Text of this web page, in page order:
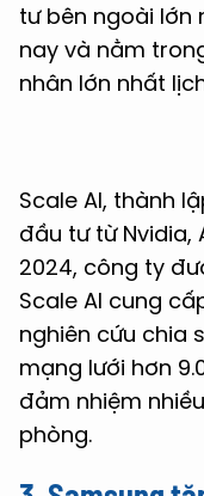
tư bên ngoài lớn
nay và nằm
nhân lớn nhất
Scale AI, thành
đầu tư từ Nvidia,
2024, công ty
Scale AI cung
nghiên cứu chia
mạng lưới hơn
đảm nhiệm
phòng.